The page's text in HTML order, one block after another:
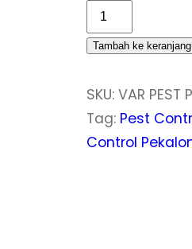
Kuantitas
Jasa
Pest
Tambah ke keranjang
SKU:VAR PEST
Tag: Pest
Control